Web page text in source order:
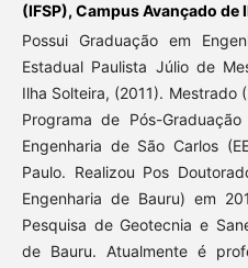
(IFSP), Campus Avançado de
Possui Graduação em
Estadual Paulista Júlio de
Ilha Solteira, (2011). Mestrado
Programa de Pós-
Engenharia de São Carlos
Paulo. Realizou Pos
Engenharia de Bauru) em
Pesquisa de Geotecnia e
de Bauru. Atualmente é